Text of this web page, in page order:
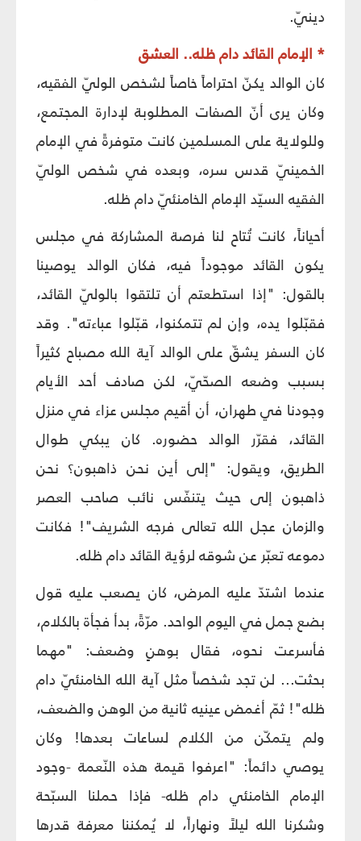
دينيّ.
* الإمام القائد دام ظله.. العشق
كان الوالد يكنّ احتراماً خاصاً لشخص الوليّ الفقيه،
وكان يرى أنّ الصفات المطلوبة لإدارة المجتمع،
وللولاية على المسلمين كانت متوفرةً في الإمام
الخمينيّ قدس سره، وبعده في شخص الوليّ
الفقيه السيّد الإمام الخامنئيّ دام ظله.
أحياناً، كانت تُتاح لنا فرصة المشاركة في مجلس
يكون القائد موجوداً فيه، فكان الوالد يوصينا
بالقول: "إذا استطعتم أن تلتقوا بالوليّ القائد،
فقبّلوا يده، وإن لم تتمكنوا، قبّلوا عباءته". وقد
كان السفر يشقّ على الوالد آية الله مصباح كثيراً
بسبب وضعه الصحّيّ، لكن صادف أحد الأيام
وجودنا في طهران، أن أقيم مجلس عزاء في منزل
القائد، فقرّر الوالد حضوره. كان يبكي طوال
الطريق، ويقول: "إلى أين نحن ذاهبون؟ نحن
ذاهبون إلى حيث يتنفّس نائب صاحب العصر
والزمان عجل الله تعالى فرجه الشريف"! فكانت
دموعه تعبّر عن شوقه لرؤية القائد دام ظله.
عندما اشتدّ عليه المرض، كان يصعب عليه قول
بضع جمل في اليوم الواحد. مرّةً، بدأ فجأة بالكلام،
فأسرعت نحوه، فقال بوهنٍ وضعف: "مهما
بحثت... لن تجد شخصاً مثل آية الله الخامنئيّ دام
ظله"! ثمّ أغمض عينيه ثانية من الوهن والضعف،
ولم يتمكّن من الكلام لساعات بعدها! وكان
يوصي دائماً: "اعرفوا قيمة هذه النّعمة -وجود
الإمام الخامنئي دام ظله- فإذا حملنا السبّحة
وشكرنا الله ليلاً ونهاراً، لا يُمكننا معرفة قدرها